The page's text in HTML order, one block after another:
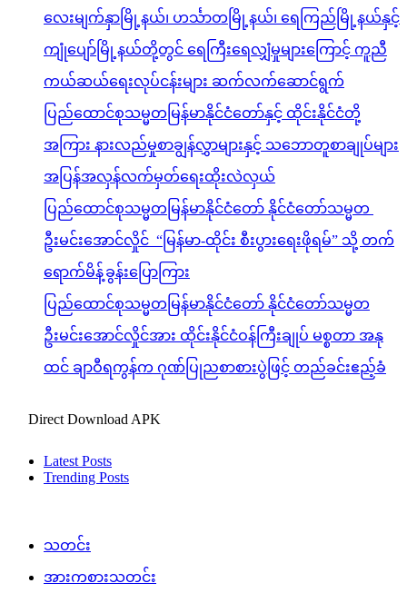
လေးမျက်နှာမြို့နယ်၊ ဟင်္သာတမြို့နယ်၊ ရေကြည်မြို့နယ်နှင့်
ကျုံပျော်မြို့နယ်တို့တွင် ရေကြီးရေလျှံမှုများကြောင့် ကူညီ
ကယ်ဆယ်ရေးလုပ်ငန်းများ ဆက်လက်ဆောင်ရွက်
ပြည်ထောင်စုသမ္မတမြန်မာနိုင်ငံတော်နှင့် ထိုင်းနိုင်ငံတို့
အကြား နားလည်မှုစာချွန်လွှာများနှင့် သဘောတူစာချုပ်များ
အပြန်အလှန်လက်မှတ်ရေးထိုးလဲလှယ်
ပြည်ထောင်စုသမ္မတမြန်မာနိုင်ငံတော် နိုင်ငံတော်သမ္မတ
ဦးမင်းအောင်လှိုင် “မြန်မာ-ထိုင်း စီးပွားရေးဖိုရမ်” သို့ တက်
ရောက်မိန့်ခွန်းပြောကြား
ပြည်ထောင်စုသမ္မတမြန်မာနိုင်ငံတော် နိုင်ငံတော်သမ္မတ
ဦးမင်းအောင်လှိုင်အား ထိုင်းနိုင်ငံဝန်ကြီးချုပ် မစ္စတာ အနု
ထင် ချာဝီရကွန်က ဂုဏ်ပြုညစာစားပွဲဖြင့် တည်ခင်းဧည့်ခံ
Direct Download APK
Latest Posts
Trending Posts
သတင်း
အားကစားသတင်း